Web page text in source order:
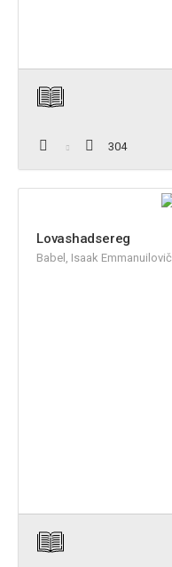
304
Lovashadsereg
Babel, Isaak Emmanuilovič